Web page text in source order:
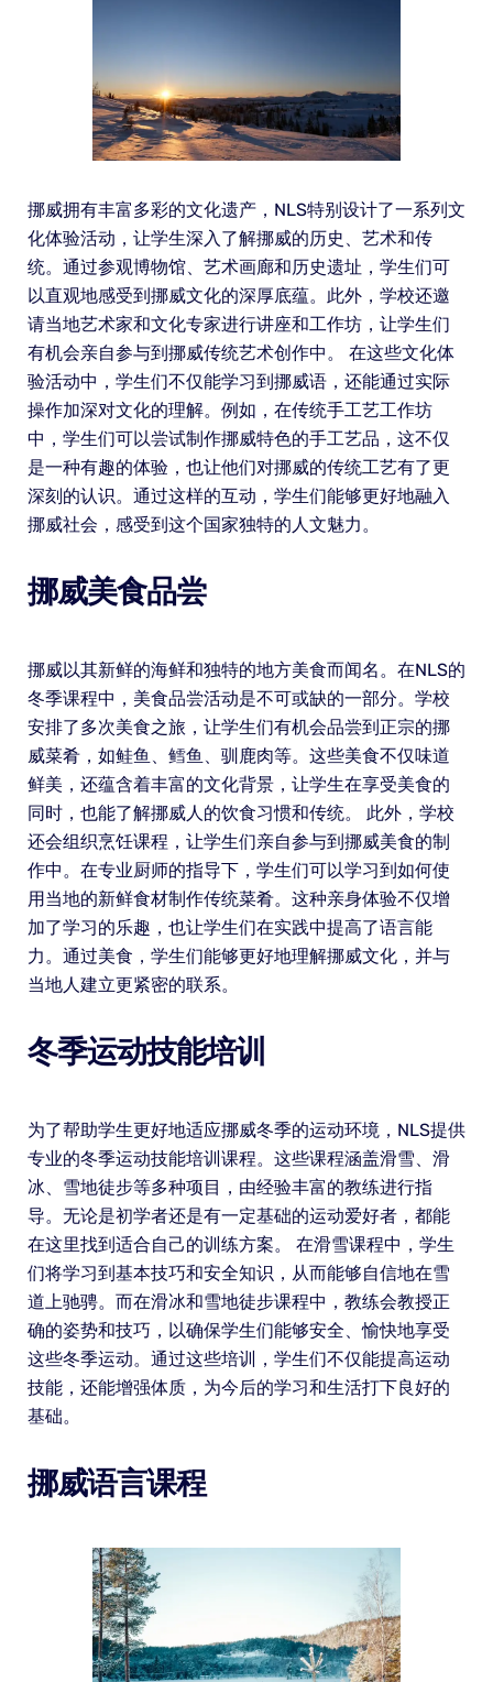
挪威拥有丰富多彩的文化遗产，NLS特别设计了一系列文
化体验活动，让学生深入了解挪威的历史、艺术和传
统。通过参观博物馆、艺术画廊和历史遗址，学生们可
以直观地感受到挪威文化的深厚底蕴。此外，学校还邀
请当地艺术家和文化专家进行讲座和工作坊，让学生们
有机会亲自参与到挪威传统艺术创作中。 在这些文化体
验活动中，学生们不仅能学习到挪威语，还能通过实际
操作加深对文化的理解。例如，在传统手工艺工作坊
中，学生们可以尝试制作挪威特色的手工艺品，这不仅
是一种有趣的体验，也让他们对挪威的传统工艺有了更
深刻的认识。通过这样的互动，学生们能够更好地融入
挪威社会，感受到这个国家独特的人文魅力。
挪威美食品尝
挪威以其新鲜的海鲜和独特的地方美食而闻名。在NLS的
冬季课程中，美食品尝活动是不可或缺的一部分。学校
安排了多次美食之旅，让学生们有机会品尝到正宗的挪
威菜肴，如鲑鱼、鳕鱼、驯鹿肉等。这些美食不仅味道
鲜美，还蕴含着丰富的文化背景，让学生在享受美食的
同时，也能了解挪威人的饮食习惯和传统。 此外，学校
还会组织烹饪课程，让学生们亲自参与到挪威美食的制
作中。在专业厨师的指导下，学生们可以学习到如何使
用当地的新鲜食材制作传统菜肴。这种亲身体验不仅增
加了学习的乐趣，也让学生们在实践中提高了语言能
力。通过美食，学生们能够更好地理解挪威文化，并与
当地人建立更紧密的联系。
冬季运动技能培训
为了帮助学生更好地适应挪威冬季的运动环境，NLS提供
专业的冬季运动技能培训课程。这些课程涵盖滑雪、滑
冰、雪地徒步等多种项目，由经验丰富的教练进行指
导。无论是初学者还是有一定基础的运动爱好者，都能
在这里找到适合自己的训练方案。 在滑雪课程中，学生
们将学习到基本技巧和安全知识，从而能够自信地在雪
道上驰骋。而在滑冰和雪地徒步课程中，教练会教授正
确的姿势和技巧，以确保学生们能够安全、愉快地享受
这些冬季运动。通过这些培训，学生们不仅能提高运动
技能，还能增强体质，为今后的学习和生活打下良好的
基础。
挪威语言课程